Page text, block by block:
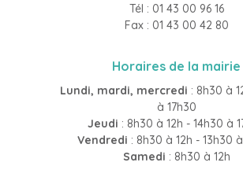
Tél : 01 43 00 96 16
Fax : 01 43 00 42 80
Horaires de la mairie
Lundi, mardi, mercredi : 8h30 à
à 17h30
Jeudi : 8h30 à 12h - 14h30 à
Vendredi : 8h30 à 12h - 13h30
Samedi : 8h30 à 12h